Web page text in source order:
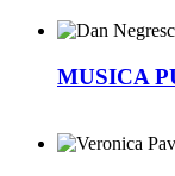
MUSICA